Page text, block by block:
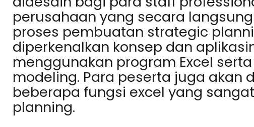
perusahaan yang secara
proses pembuatan strategic
diperkenalkan konsep dan
menggunakan program Excel
modeling. Para peserta juga akan
beberapa fungsi excel yang
planning.